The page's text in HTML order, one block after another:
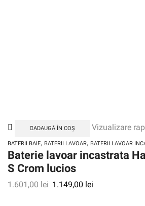
ADAUGĂ ÎN COȘ Vizualizare
BATERII BAIE, BATERII LAVOAR, BATERII LAVOAR
Baterie lavoar incastrata
S Crom lucios
1.601,00lei 1.149,00 lei